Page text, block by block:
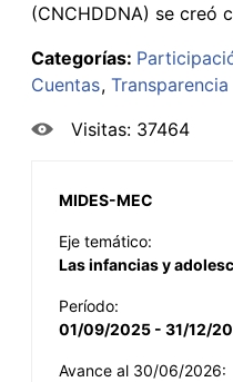
(CNCHDDNA) se creó
Categorías:
Cuentas Transparencia
Visitas: 37464
MIDES-MEC
Eje temático:
Las infancias y
Período:
01/09/2025 - 31/12/
Avance al 30/06/2026: